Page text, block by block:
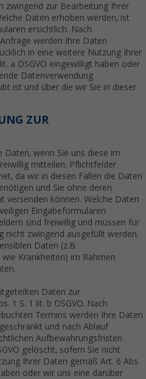
zwingend zur Bearbeitung Ihrer
Daten erhoben werden, ist
ersichtlich. Nach
werden Ihre Daten
in eine weitere Nutzung Ihrer
a DSGVO eingewilligt haben oder
Datenverwendung
ist und über die wir Sie in dieser
ZUR
wenn Sie uns diese im
mitteilen. Pflichtfelder
da wir in diesen Fällen die Daten
und Sie ohne deren
versenden können. Welche Daten
Eingabeformularen
sind freiwillig und müssen für
nicht zwingend ausgefüllt werden.
Daten (z.B.
Krankheiten) im Rahmen
Daten zur
1 S. 1 lit. b DSGVO. Nach
Termins werden Ihre Daten
und nach Ablauf
Aufbewahrungsfristen
gelöscht, sofern Sie nicht
Ihrer Daten gemäß Art. 6 Abs.
oder wir uns eine darüber